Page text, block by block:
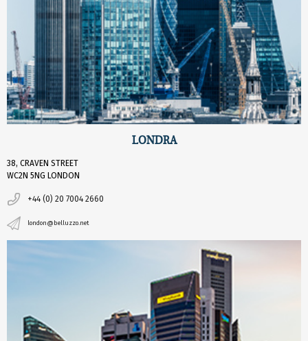
LONDRA
38, CRAVEN STREET
WC2N 5NG LONDON
+44 (0) 20 7004 2660
london@belluzzo.net